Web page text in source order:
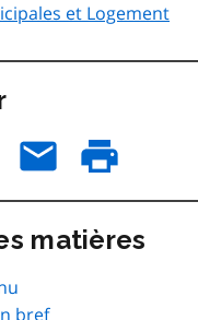
et Logement
matières
bref